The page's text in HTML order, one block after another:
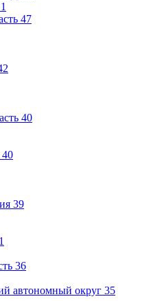
1
47
40
40
39
1
36
автономный округ 35